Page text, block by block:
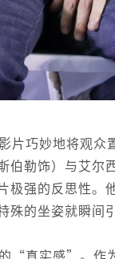
片巧妙地将观
伯勒饰）与艾
极强的反思性
殊的坐姿就瞬